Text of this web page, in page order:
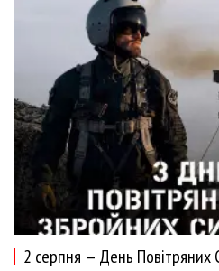
2 серпня — День Повітряних